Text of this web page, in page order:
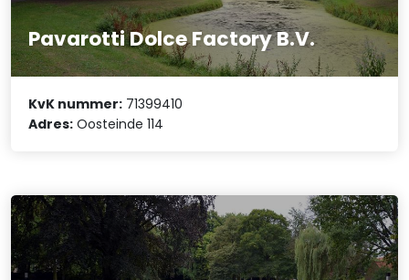
Pavarotti Dolce Factory B.V.
KvK nummer: 71399410
Adres: Oosteinde 114